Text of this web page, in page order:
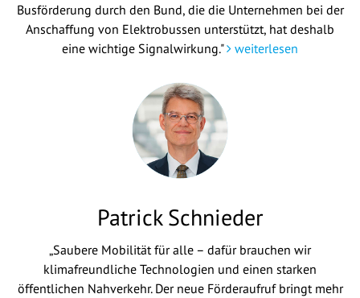
Busförderung durch den Bund, die die Unternehmen bei der
Anschaffung von Elektrobussen unterstützt, hat deshalb
eine wichtige Signalwirkung."
weiterlesen
Patrick Schnieder
„Saubere Mobilität für alle – dafür brauchen wir
klimafreundliche Technologien und einen starken
öffentlichen Nahverkehr. Der neue Förderaufruf bringt mehr